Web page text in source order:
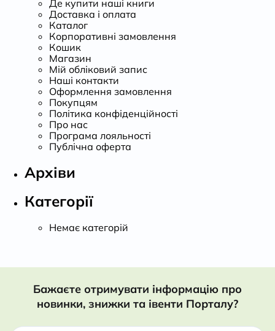
Де купити наші книги
Доставка і оплата
Каталог
Корпоративні замовлення
Кошик
Магазин
Мій обліковий запис
Наші контакти
Оформлення замовлення
Покупцям
Політика конфіденційності
Про нас
Програма лояльності
Публічна оферта
Архіви
Категорії
Немає категорій
Бажаєте отримувати інформацію про
новинки, знижки та івенти Порталу?